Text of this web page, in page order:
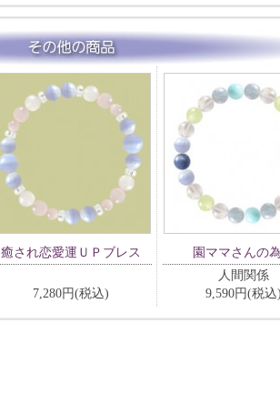
癒され恋愛運ＵＰブレス
7,280円(税込)
園ママさんの
人間関係
9,590円(税込